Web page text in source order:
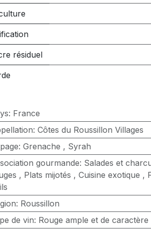
résiduel
: France
: Côtes du Roussillon Villages
: Grenache , Syrah
gourmande: Salades et
, Plats mijotés , Cuisine exotique ,
: Roussillon
de vin: Rouge ample et de caractère